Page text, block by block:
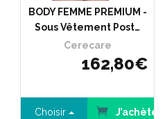
BODY FEMME PREMIUM -
Sous Vêtement Post…
Cerecare
162,80€
Choisir J’achète